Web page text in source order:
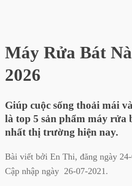
Máy Rửa Bát
2026
Giúp cuộc sống thoải mái
là top 5 sản phẩm máy rửa
nhất thị trường hiện nay.
Bài viết bởi En Thi, đăng ngày
Cập nhập ngày 26-07-2021.